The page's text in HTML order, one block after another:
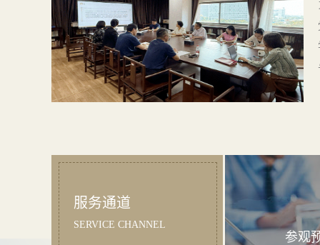
服务通道
SERVICE CHANNEL
参观